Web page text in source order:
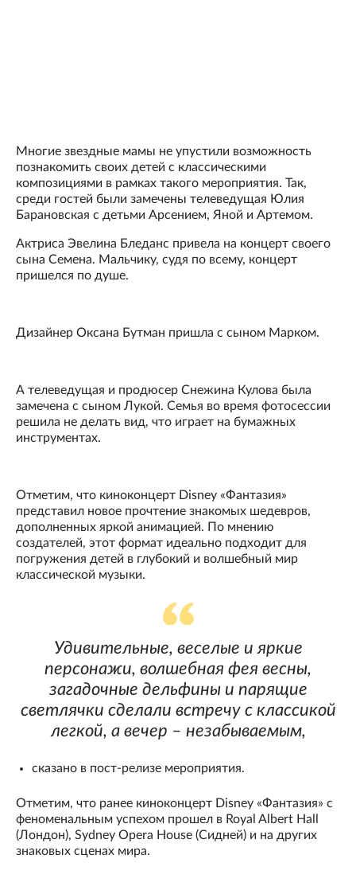
Многие звездные мамы не упустили возможность
познакомить своих детей с классическими
композициями в рамках такого мероприятия. Так,
среди гостей были замечены телеведущая Юлия
Барановская с детьми Арсением, Яной и Артемом.
Актриса Эвелина Бледанс привела на концерт своего
сына Семена. Мальчику, судя по всему, концерт
пришелся по душе.
Дизайнер Оксана Бутман пришла с сыном Марком.
А телеведущая и продюсер Снежина Кулова была
замечена с сыном Лукой. Семья во время фотосессии
решила не делать вид, что играет на бумажных
инструментах.
Отметим, что киноконцерт Disney «Фантазия»
представил новое прочтение знакомых шедевров,
дополненных яркой анимацией. По мнению
создателей, этот формат идеально подходит для
погружения детей в глубокий и волшебный мир
классической музыки.
Удивительные, веселые и яркие
персонажи, волшебная фея весны,
загадочные дельфины и парящие
светлячки сделали встречу с классикой
легкой, а вечер – незабываемым,
сказано в пост-релизе мероприятия.
Отметим, что ранее киноконцерт Disney «Фантазия» с
феноменальным успехом прошел в Royal Albert Hall
(Лондон), Sydney Opera House (Сидней) и на других
знаковых сценах мира.